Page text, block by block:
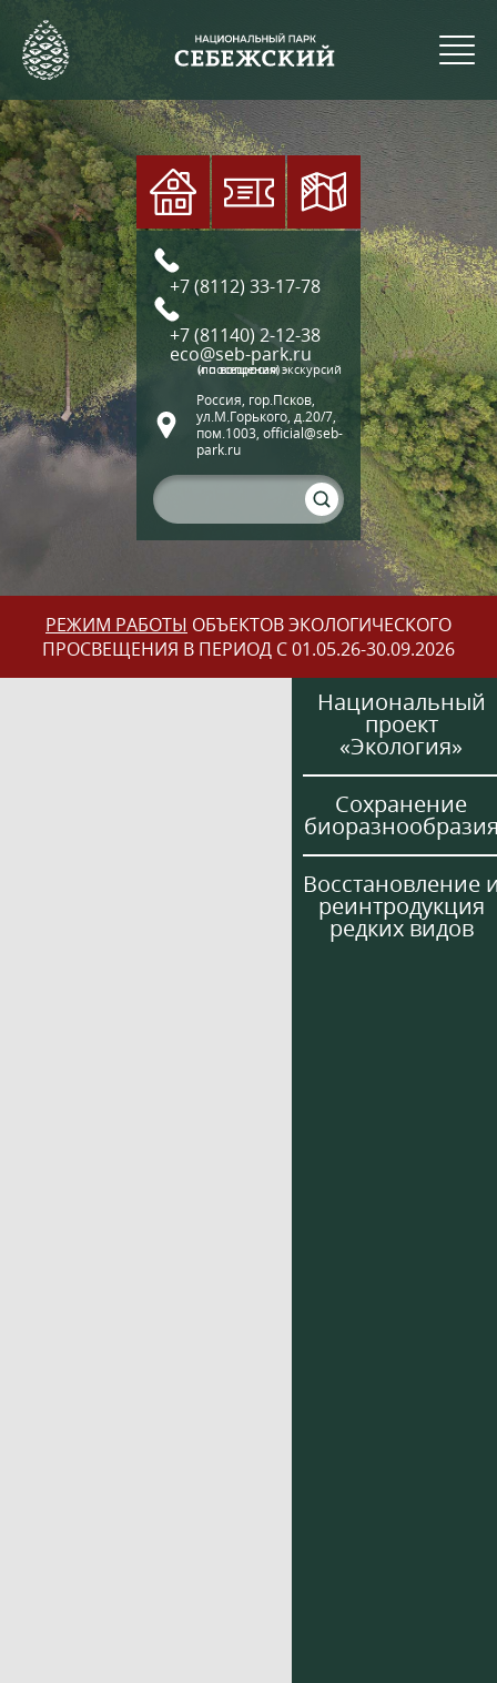
+7 (8112) 33-17-78
+7 (81140) 2-12-38
eco@seb-park.ru
(по вопросам экскурсий и посещения)
Россия, гор.Псков,
ул.М.Горького, д.20/7,
пом.1003, official@seb-
park.ru
РЕЖИМ РАБОТЫ ОБЪЕКТОВ ЭКОЛОГИЧЕСКОГО
ПРОСВЕЩЕНИЯ В ПЕРИОД С 01.05.26-30.09.2026
Национальный
проект
«Экология»
Сохранение
Восстановление
реинтродукция
редких видов